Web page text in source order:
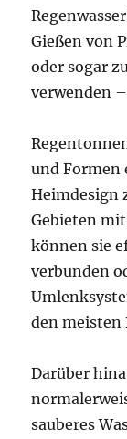
Gießen von
oder sogar
verwenden
und Formen
Heimdesign
Gebieten
können sie
verbunden
den
Darüber
sauberes